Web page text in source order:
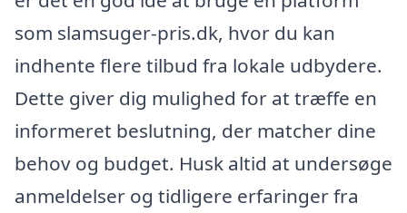
som slamsuger-pris.dk, hvor du kan
indhente flere tilbud fra lokale udbydere.
Dette giver dig mulighed for at træffe en
informeret beslutning, der matcher dine
behov og budget. Husk altid at undersøge
anmeldelser og tidligere erfaringer fra